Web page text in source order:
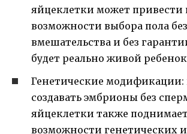
яйцеклетки может привести
возможности выбора пола без
вмешательства и без
будет реально живой
Генетические модификации:
создавать эмбрионы без
яйцеклетки также
возможности генетических